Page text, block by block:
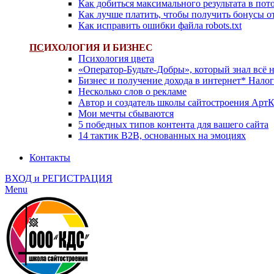
Как добиться максимального результата в
Как лучше платить, чтобы получить бонусы
Как исправить ошибки файла robots.txt
ПСИХОЛОГИЯ И БИЗНЕС
Психология цвета
«Оператор-Будьте-Добры», который знал всё
Бизнес и получение дохода в интернет*
Несколько слов о рекламе
Автор и создатель школы сайтостроения
Мои мечты сбываются
5 победных типов контента для вашего сайта
14 тактик B2B, основанных на эмоциях
Контакты
ВХОД и РЕГИСТРАЦИЯ
Menu